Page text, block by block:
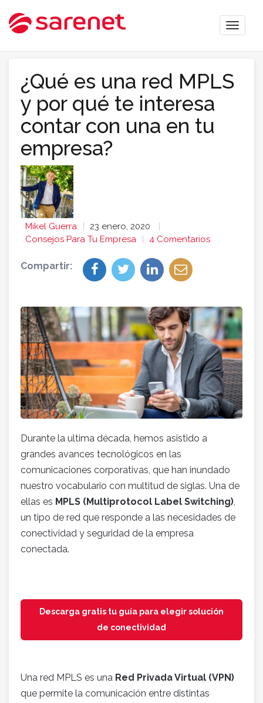
Toggle
¿Qué es una red MPLS
y por qué te interesa
contar con una en tu
empresa?
Mikel Guerra
23 enero, 2020
Consejos Para Tu Empresa
4 Comentarios
Compartir:
Durante la ultima década, hemos asistido a
grandes avances tecnológicos en las
comunicaciones corporativas, que han inundado
nuestro vocabulario con multitud de siglas. Una de
ellas es MPLS (Multiprotocol Label Switching),
un tipo de red que responde a las necesidades de
conectividad y seguridad de la empresa
conectada.
Descarga gratis tu guía para elegir solución
de conectividad
Una red MPLS es una Red Privada Virtual (VPN)
que permite la comunicación entre distintas